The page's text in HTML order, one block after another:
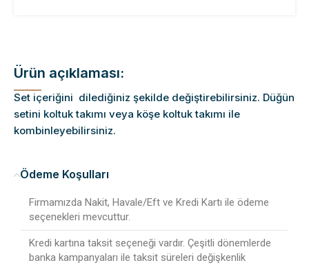
Ürün açıklaması:
Set içeriğini dilediğiniz şekilde değiştirebilirsiniz. Düğün
setini koltuk takımı veya köşe koltuk takımı ile
kombinleyebilirsiniz.
Ödeme Koşulları
Firmamızda Nakit, Havale/Eft ve Kredi Kartı ile ödeme
seçenekleri mevcuttur.
Kredi kartına taksit seçeneği vardır. Çeşitli dönemlerde
banka kampanyaları ile taksit süreleri değişkenlik